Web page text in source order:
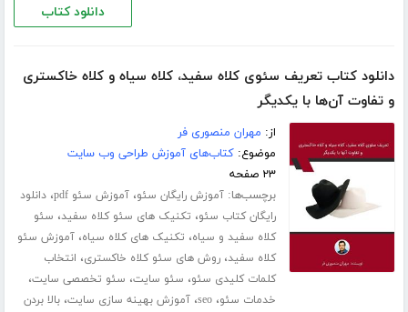
دانلود کتاب
دانلود کتاب تعریف سئوی کلاه سفید، کلاه سیاه و کلاه خاکستری
و تفاوت آن‌ها با یکدیگر
از: مهران منصوری فر
موضوع:کتاب‌های آموزش طراحی وب سایت
۲۳ صفحه
برچسب‌ها:آموزش رایگان سئو،آموزش سئو pdf ،دانلود
رایگان کتاب سئو، تکنیک های سئو کلاه سفید، سئو
کلاه سفید و سیاه، تکنیک های کلاه سیاه،آموزش سئو
کلاه سفید،روش های سئو کلاه خاکستری، انتخاب
کلمات کلیدی سئو، سئو سایت، سئو تخصصی سایت،
خدمات سئو،seo،آموزش بهینه سازی سایت،بالا بردن